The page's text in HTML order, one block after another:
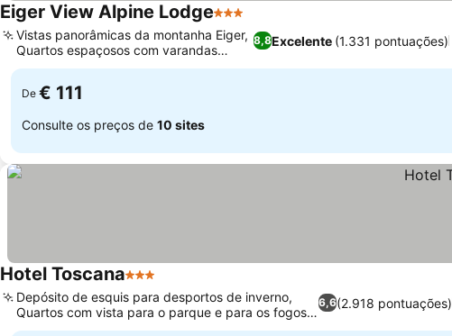
Eiger View Alpine Lodge3 Estrelas
8,8Excelente (1.331 pontuações)
Vistas panorâmicas da montanha Eiger,
Quartos espaçosos com varandas
privativas
De € 111
Consulte os preços de 10 sites
Hotel Toscana3 Estrelas
6,6(2.918 pontuações)
Depósito de esquis para desportos de inverno,
Quartos com vista para o parque e para os fogos
de artifício